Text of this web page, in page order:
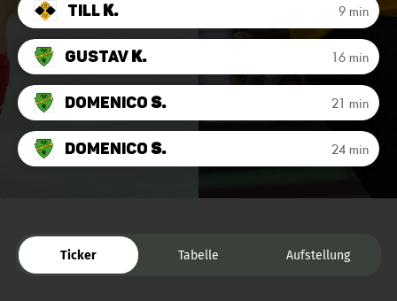
TillK. 9 min
GustavK. 16 min
DomenicoS. 21 min
DomenicoS. 24 min
Ticker Tabelle Aufstellung